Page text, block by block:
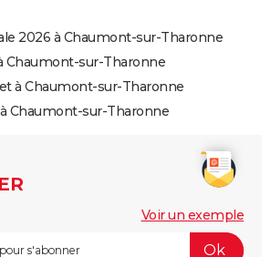
2026 à Chaumont-sur-Tharonne
Chaumont-sur-Tharonne
à Chaumont-sur-Tharonne
Chaumont-sur-Tharonne
Voir un exemple